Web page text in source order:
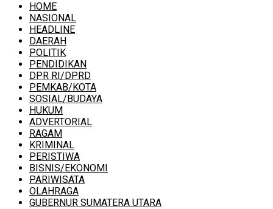
HOME
NASIONAL
HEADLINE
DAERAH
POLITIK
PENDIDIKAN
DPR RI/DPRD
PEMKAB/KOTA
SOSIAL/BUDAYA
HUKUM
ADVERTORIAL
RAGAM
KRIMINAL
PERISTIWA
BISNIS/EKONOMI
PARIWISATA
OLAHRAGA
GUBERNUR SUMATERA UTARA